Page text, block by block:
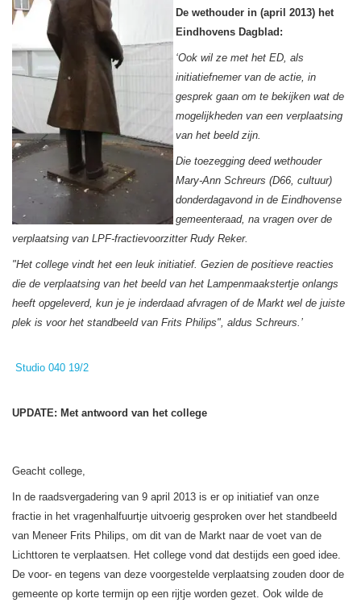
De wethouder in (april 2013) het
Eindhovens Dagblad:
‘Ook wil ze met het ED, als
initiatiefnemer van de actie, in
gesprek gaan om te bekijken wat de
mogelijkheden van een verplaatsing
van het beeld zijn.
Die toezegging deed wethouder
Mary-Ann Schreurs (D66, cultuur)
donderdagavond in de Eindhovense
gemeenteraad, na vragen over de
verplaatsing van LPF-fractievoorzitter Rudy Reker.
"Het college vindt het een leuk initiatief. Gezien de positieve reacties
die de verplaatsing van het beeld van het Lampenmaakstertje onlangs
heeft opgeleverd, kun je je inderdaad afvragen of de Markt wel de juiste
plek is voor het standbeeld van Frits Philips", aldus Schreurs.’
Studio 040 19/2
UPDATE: Met antwoord van het college
Geacht college,
In de raadsvergadering van 9 april 2013 is er op initiatief van onze
fractie in het vragenhalfuurtje uitvoerig gesproken over het standbeeld
van Meneer Frits Philips, om dit van de Markt naar de voet van de
Lichttoren te verplaatsen. Het college vond dat destijds een goed idee.
De voor- en tegens van deze voorgestelde verplaatsing zouden door de
gemeente op korte termijn op een rijtje worden gezet. Ook wilde de